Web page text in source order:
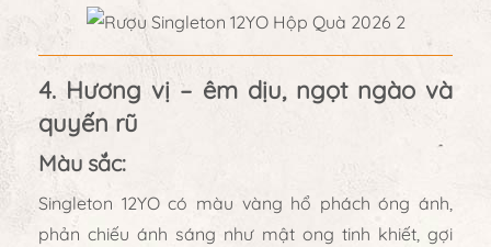
4. Hương vị – êm dịu, ngọt ngào và
quyến rũ
Màu sắc:
Singleton 12YO có màu vàng hổ phách óng ánh,
phản chiếu ánh sáng như mật ong tinh khiết, gợi